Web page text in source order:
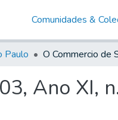
Comunidades &
Paulo
Ano XI,